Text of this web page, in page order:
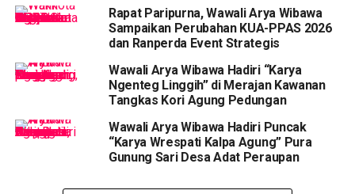
Rapat Paripurna, Wawali Arya Wibawa
Sampaikan Perubahan KUA-PPAS 2026
dan Ranperda Event Strategis
Wawali Arya Wibawa Hadiri “Karya
Ngenteg Linggih” di Merajan Kawanan
Tangkas Kori Agung Pedungan
Wawali Arya Wibawa Hadiri Puncak
“Karya Wrespati Kalpa Agung” Pura
Gunung Sari Desa Adat Peraupan